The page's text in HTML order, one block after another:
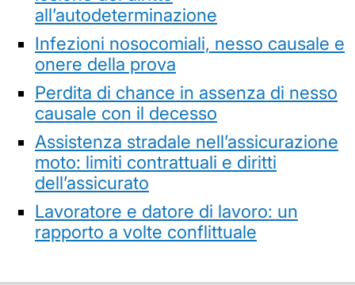
all’autodeterminazione
Infezioni nosocomiali, nesso causale e
onere della prova
Perdita di chance in assenza di nesso
causale con il decesso
Assistenza stradale nell’assicurazione
moto: limiti contrattuali e diritti
dell’assicurato
Lavoratore e datore di lavoro: un
rapporto a volte conflittuale